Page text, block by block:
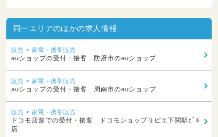
同一エリアのほかの求人情報
販売 > 家電・携帯販売
auショップの受付・接客 防府市のauショップ
販売 > 家電・携帯販売
auショップの受付・接客 周南市のauショップ
販売 > 家電・携帯販売
ドコモ店舗での受付・接客 ドコモショップリピエ下関駅ﾋﾞﾙ
店